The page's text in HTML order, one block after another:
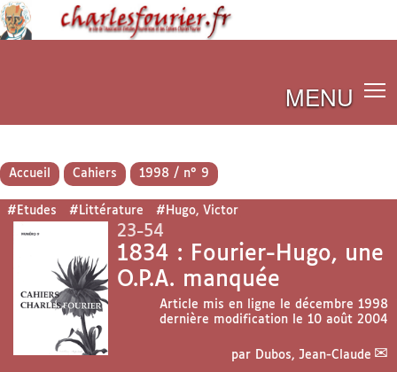
MENU
Accueil Cahiers 1998 / n° 9
#Etudes #Littérature #Hugo, Victor
23-54
1834 : Fourier-Hugo, une
O.P.A. manquée
Article mis en ligne le décembre 1998
dernière modification le 10 août 2004
par Dubos, Jean-Claude